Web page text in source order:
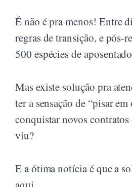
É não é pra menos! Entre
regras de transição, e pós-
500 espécies de
Mas existe solução pra
ter a sensação de “pisar
conquistar novos
viu?
E a ótima notícia é que a